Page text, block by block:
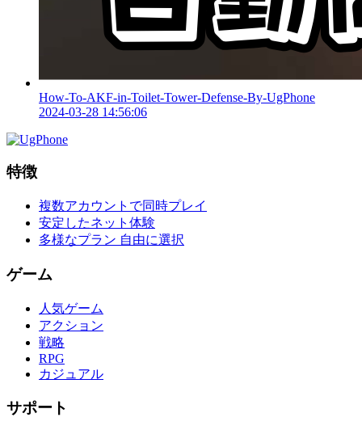
How-To-AKF-in-Toilet-Tower-Defense-By-UgPhone
2024-03-28 14:56:06
特徴
複数アカウントで同時プレイ
安定したネット体験
多様なプラン 自由に選択
ゲーム
人気ゲーム
アクション
戦略
RPG
カジュアル
サポート